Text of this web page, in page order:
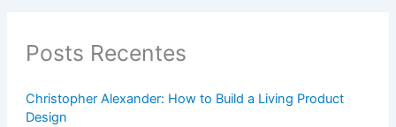
Posts Recentes
Christopher Alexander: How to Build a Living Product
Design